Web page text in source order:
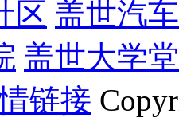
区 盖世汽
盖世大学堂
链接